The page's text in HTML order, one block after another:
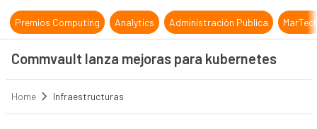
Premios Computing Analytics Administración Pública
Commvault lanza mejoras para kubernetes
Home Infraestructuras